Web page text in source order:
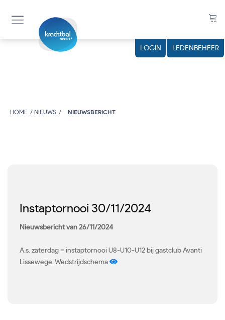
LOGIN LEDENBEHEER
HOME NIEUWS NIEUWSBERICHT
Instaptornooi 30/11/2024
Nieuwsbericht van 26/11/2024
A.s. zaterdag = instaptornooi U8-U10-U12 bij gastclub Avanti
Lissewege. Wedstrijdschema